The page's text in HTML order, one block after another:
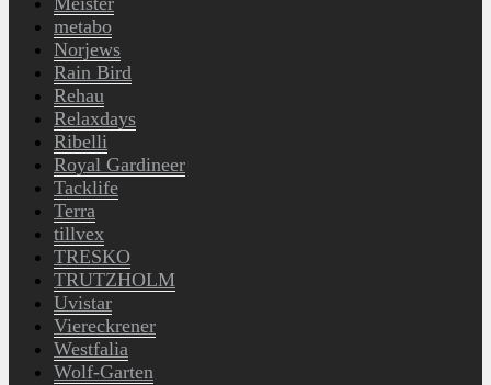
metabo
Norjews
Rain Bird
Rehau
Relaxdays
Ribelli
Royal Gardineer
Tacklife
Terra
tillvex
TRESKO
TRUTZHOLM
Uvistar
Viereckrener
Westfalia
Wolf-Garten